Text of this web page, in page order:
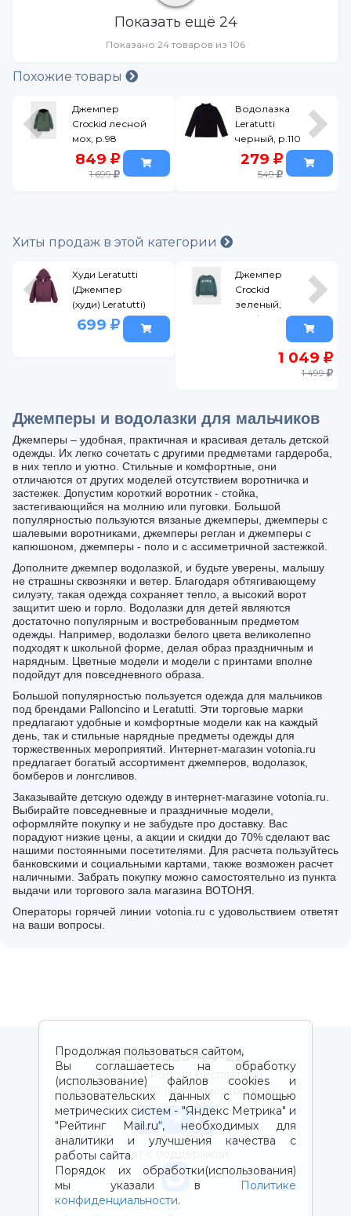
Показать ещё 24
Показано 24 товаров из 106
Похожие товары
Джемпер
Crockid лесной
мох, р.98
849
1 699
Водолазка
Leratutti
черный, р.110
279
549
Хиты продаж в этой категории
Худи Leratutti
(Джемпер
(худи) Leratutti)
бордовый,
699
Джемпер
Crockid
зеленый,
р.56/104
1 049
1 499
Джемперы и водолазки для мальчиков
Джемперы – удобная, практичная и красивая деталь детской
одежды. Их легко сочетать с другими предметами гардероба,
в них тепло и уютно. Стильные и комфортные, они
отличаются от других моделей отсутствием воротничка и
застежек. Допустим короткий воротник - стойка,
застегивающийся на молнию или пуговки. Большой
популярностью пользуются вязаные джемперы, джемперы с
шалевыми воротниками, джемперы реглан и джемперы с
капюшоном, джемперы - поло и с ассиметричной застежкой.
Дополните джемпер водолазкой, и будьте уверены, малышу
не страшны сквозняки и ветер. Благодаря обтягивающему
силуэту, такая одежда сохраняет тепло, а высокий ворот
защитит шею и горло. Водолазки для детей являются
достаточно популярным и востребованным предметом
одежды. Например, водолазки белого цвета великолепно
подходят к школьной форме, делая образ праздничным и
нарядным. Цветные модели и модели с принтами вполне
подойдут для повседневного образа.
Большой популярностью пользуется одежда для мальчиков
под брендами Palloncino и Leratutti. Эти торговые марки
предлагают удобные и комфортные модели как на каждый
день, так и стильные нарядные предметы одежды для
торжественных мероприятий. Интернет-магазин votonia.ru
предлагает богатый ассортимент джемперов, водолазок,
бомберов и лонгсливов.
Заказывайте детскую одежду в интернет-магазине votonia.ru.
Выбирайте повседневные и праздничные модели,
оформляйте покупку и не забудьте про доставку. Вас
порадуют низкие цены, а акции и скидки до 70% сделают вас
нашими постоянными посетителями. Для расчета пользуйтесь
банковскими и социальными картами, также возможен расчет
наличными. Забрать покупку можно самостоятельно из пункта
выдачи или торгового зала магазина ВОТОНЯ.
Операторы горячей линии votonia.ru с удовольствием ответят
на ваши вопросы.
Продолжая пользоваться сайтом,
Вы соглашаетесь на обработку
(использование) файлов cookies и
пользовательских данных с помощью
метрических систем - "Яндекс Метрика" и
"Рейтинг Mail.ru“, необходимых для
аналитики и улучшения качества с
работы сайта.
Порядок их обработки(использования)
мы указали в
Политике
конфиденциальности.
8-800-333-44-22
Звонок по России бесплатный
с 9:00 до 21:00 (время московское)
Чат с поддержкой